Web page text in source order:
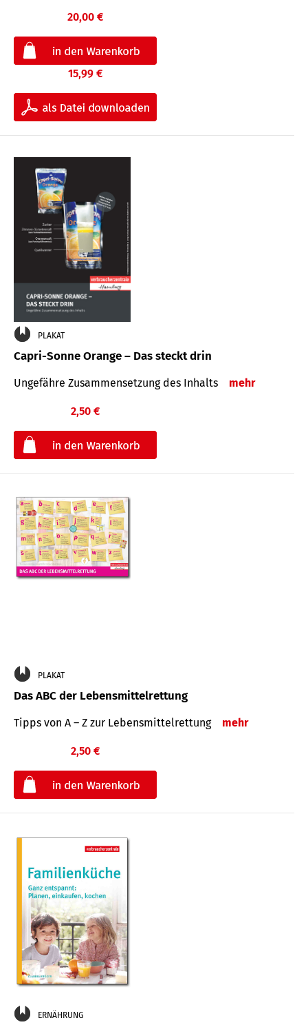
20,00 €
15,99 €
PLAKAT
Capri-Sonne Orange – Das steckt drin
Ungefähre Zu­sammen­setzung des Inhalts mehr
2,50 €
PLAKAT
Das ABC der Lebensmittelrettung
Tipps von A – Z zur Lebensmittelrettung mehr
2,50 €
ERNÄHRUNG